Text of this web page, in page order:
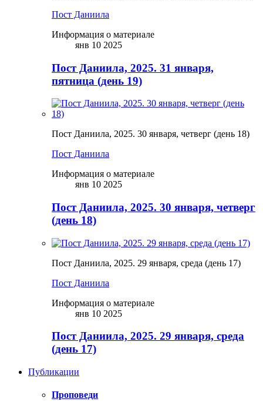
Пост Даниила
Информация о материале
янв 10 2025
Пост Даниила, 2025. 31 января,
пятница (день 19)
Пост Даниила, 2025. 30 января, четверг (день 18)
Пост Даниила
Информация о материале
янв 10 2025
Пост Даниила, 2025. 30 января, четверг
(день 18)
Пост Даниила, 2025. 29 января, среда (день 17)
Пост Даниила
Информация о материале
янв 10 2025
Пост Даниила, 2025. 29 января, среда
(день 17)
Публикации
Проповеди